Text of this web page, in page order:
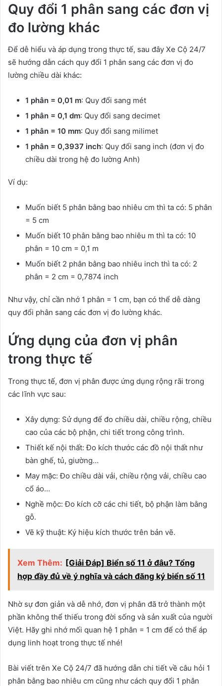
Quy đổi 1 phân sang các đơn vị
đo lường khác
Để dễ hiểu và áp dụng trong thực tế, sau đây Xe Cộ 24/7
sẽ hướng dẫn cách quy đổi 1 phân sang các đơn vị đo
lường chiều dài khác:
1 phân = 0,01 m: Quy đổi sang mét
1 phân = 0,1 dm: Quy đổi sang decimet
1 phân = 10 mm: Quy đổi sang milimet
1 phân = 0,3937 inch: Quy đổi sang inch (đơn vị đo
chiều dài trong hệ đo lường Anh)
Ví dụ:
Muốn biết 5 phân bằng bao nhiêu cm thì ta có: 5 phân
= 5 cm
Muốn biết 10 phân bằng bao nhiêu m thì ta có: 10
phân = 10 cm = 0,1 m
Muốn biết 2 phân bằng bao nhiêu inch thì ta có: 2
phân = 2 cm = 0,7874 inch
Như vậy, chỉ cần nhớ 1 phân = 1 cm, bạn có thể dễ dàng
quy đổi phân sang các đơn vị đo lường khác.
Ứng dụng của đơn vị phân
trong thực tế
Trong thực tế, đơn vị phân được ứng dụng rộng rãi trong
các lĩnh vực sau:
Xây dựng: Sử dụng để đo chiều dài, chiều rộng, chiều
cao của các bộ phận, chi tiết trong công trình.
Thiết kế nội thất: Đo kích thước các đồ nội thất như
bàn ghế, tủ, giường…
May mặc: Đo chiều dài vải, chiều rộng vải, chiều cao
cổ áo…
Nghề mộc: Đo kích cỡ các chi tiết, bộ phận làm bằng
gỗ.
Vẽ kỹ thuật: Ký hiệu kích thước trên bản vẽ.
Xem Thêm: [Giải Đáp] Biển số 11 ở đâu? Tổng
hợp đầy đủ về ý nghĩa và cách đăng ký biển số 11
Nhờ sự đơn giản và dễ nhớ, đơn vị phân đã trở thành một
phần không thể thiếu trong đời sống và sản xuất của người
Việt. Hãy ghi nhớ mối quan hệ 1 phân = 1 cm để có thể áp
dụng linh hoạt trong thực tế nhé!
Bài viết trên Xe Cộ 24/7 đã hướng dẫn chi tiết về câu hỏi 1
phân bằng bao nhiêu cm cũng như cách quy đổi 1 phân